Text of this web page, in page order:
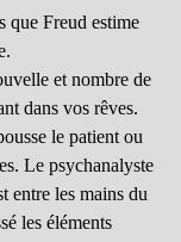
que Freud estime
et nombre de
dans vos rêves.
le patient ou
Le psychanalyste
entre les mains du
les éléments